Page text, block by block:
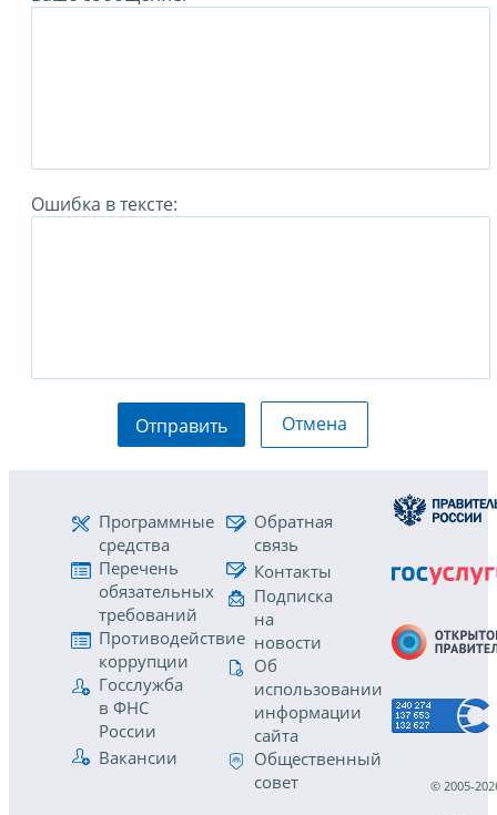
Ошибка в тексте:
Отправить Отмена
Программные
средства
Перечень
обязательных
требований
Противодействие
коррупции
Госслужба
в ФНС
России
Вакансии
Обратная
связь
Контакты
Подписка
на
новости
Об
использовании
информации
сайта
Общественный
совет
© 2005-